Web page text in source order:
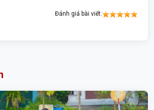
Đánh giá bài viết: